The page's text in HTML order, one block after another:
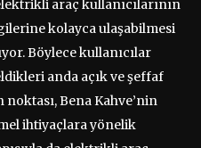
araç kullanıcılarının
kolayca ulaşabilmesi
Böylece kullanıcılar
anda açık ve şeffaf
Bena Kahve’nin
ihtiyaçlara yönelik